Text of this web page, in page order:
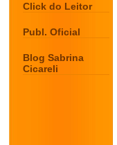
Click do Leitor
Publ. Oficial
Blog Sabrina
Cicareli